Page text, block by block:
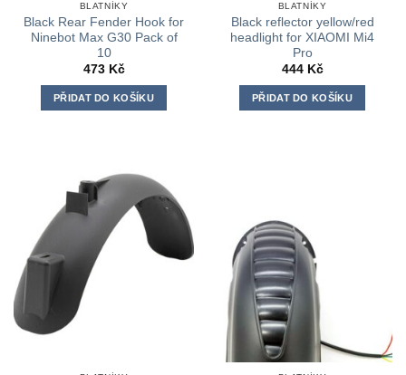
BLATNÍKY
Black Rear Fender Hook for
Ninebot Max G30 Pack of
10
473 Kč
PŘIDAT DO KOŠÍKU
BLATNÍKY
Black reflector yellow/red
headlight for XIAOMI Mi4
Pro
444 Kč
PŘIDAT DO KOŠÍKU